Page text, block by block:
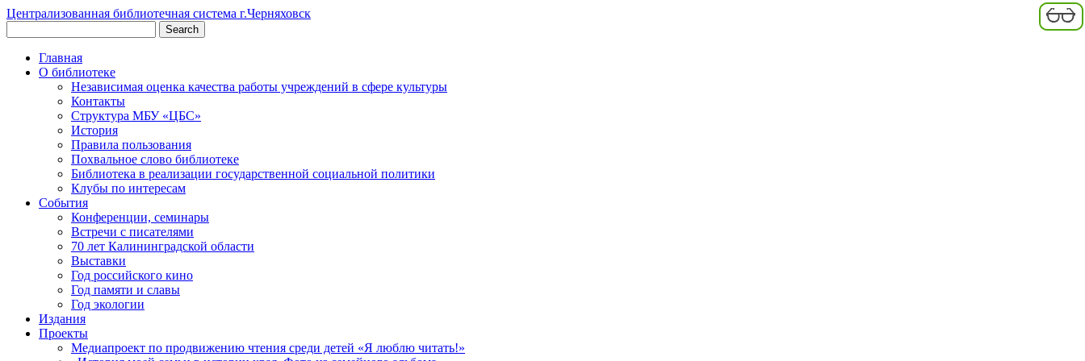
Централизованная библиотечная система г.Черняховск
Главная
О библиотеке
Независимая оценка качества работы учреждений в сфере культуры
Контакты
Структура МБУ «ЦБС»
История
Правила пользования
Похвальное слово библиотеке
Библиотека в реализации государственной социальной политики
Клубы по интересам
События
Конференции, семинары
Встречи с писателями
70 лет Калининградской области
Выставки
Год российского кино
Год памяти и славы
Год экологии
Издания
Проекты
Медиапроект по продвижению чтения среди детей «Я люблю читать!»